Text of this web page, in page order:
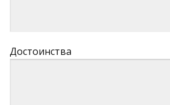
Достоинства